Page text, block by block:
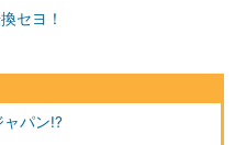
DVDの売上も減少している。
少に転じている。
いえ、コンテンツ全体の国際
セヨ！
ャパン!?